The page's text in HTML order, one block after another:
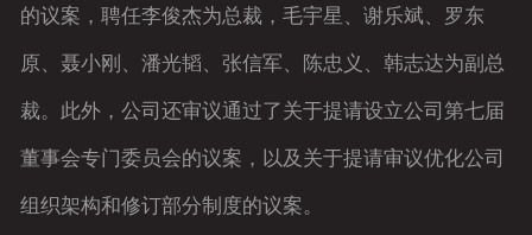
的议案，聘任李俊杰为总裁，毛宇星、谢乐斌、罗东
原、聂小刚、潘光韬、张信军、陈忠义、韩志达为副总
裁。此外，公司还审议通过了关于提请设立公司第七届
董事会专门委员会的议案，以及关于提请审议优化公司
组织架构和修订部分制度的议案。